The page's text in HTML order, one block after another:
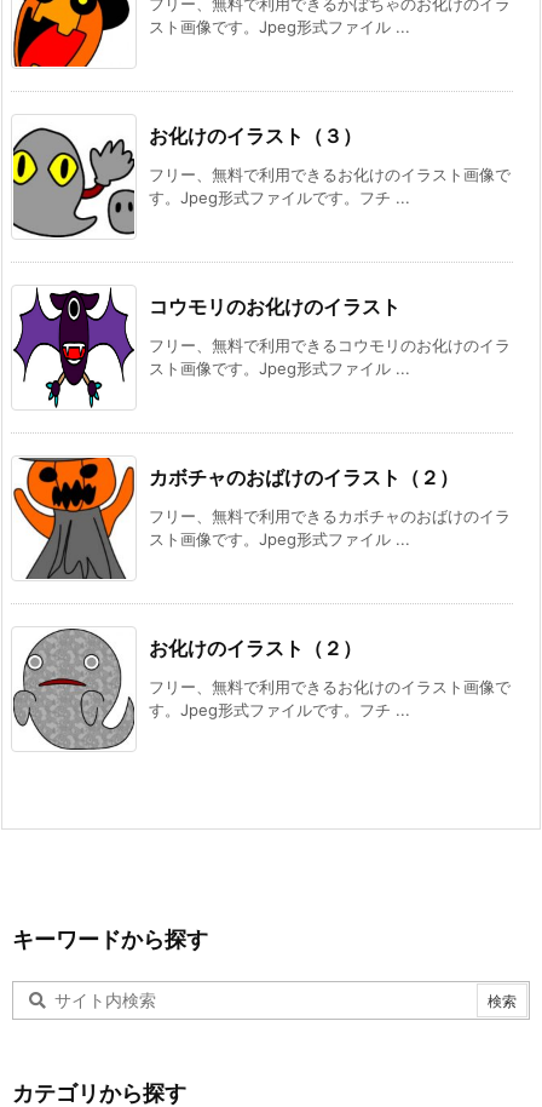
スト画像です。Jpeg形式ファイル ...
お化けのイラスト（３）
フリー、無料で利用できるお化けのイラスト画像で
す。Jpeg形式ファイルです。フチ ...
コウモリのお化けのイラスト
フリー、無料で利用できるコウモリのお化けのイラ
スト画像です。Jpeg形式ファイル ...
カボチャのおばけのイラスト（２）
フリー、無料で利用できるカボチャのおばけのイラ
スト画像です。Jpeg形式ファイル ...
お化けのイラスト（２）
フリー、無料で利用できるお化けのイラスト画像で
す。Jpeg形式ファイルです。フチ ...
キーワードから探す
カテゴリから探す